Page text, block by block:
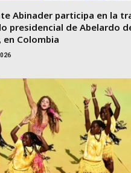
Abinader participa en la
presidencial de Abelardo
en Colombia